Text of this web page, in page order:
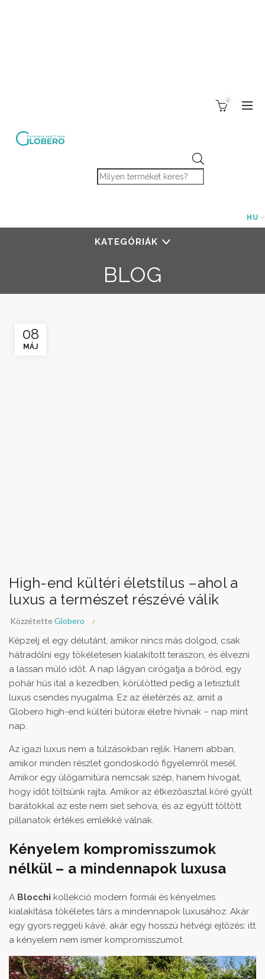
Products search
0
HU
KATEGÓRIÁK
BLOG
08
MÁJ
High-end kültéri életstílus –ahol a
luxus a természet részévé válik
KözzétetteGlobero
Képzelj el egy délutánt, amikor nincs más dolgod, csak
hátradőlni egy tökéletesen kialakított teraszon, és élvezni
a lassan múló időt. A nap lágyan cirógatja a bőröd, egy
pohár hűs ital a kezedben, körülötted pedig a letisztult
luxus csendes nyugalma. Ez az életérzés az, amit a
Globero high-end kültéri bútorai életre hívnak – nap mint
nap.
Az igazi luxus nem a túlzásokban rejlik. Hanem abban,
amikor minden részlet gondoskodó figyelemről mesél.
Amikor egy ülőgarnitúra nemcsak szép, hanem hívogat,
hogy időt töltsünk rajta. Amikor az étkezőasztal köré gyűlt
barátokkal az este nem siet sehova, és az együtt töltött
pillanatok értékes emlékké válnak.
Kényelem kompromisszumok
nélkül – a mindennapok luxusa
A Blocchi kollekció modern formái és kényelmes
kialakítása tökéletes társ a mindennapok luxusához. Akár
egy gyors reggeli kávé, akár egy hosszú hétvégi ejtőzés: itt
a kényelem nem ismer kompromisszumot.